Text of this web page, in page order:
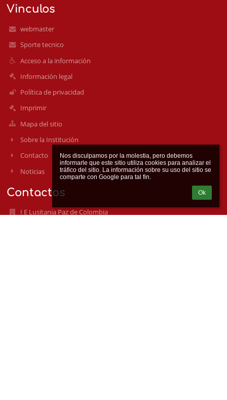
Nos disculpamos por la molestia, pero debemos
informarle que este sitio utiliza cookies para analizar el
tráfico del sitio. La información sobre su uso del sitio se
Ok
Vinculos
webmaster
Sporte tecnico
Acceso a la información
Información legal
Política de privacidad
Imprimir
Mapa del sitio
Sobre la Institución
Contacto
Noticias
Contactos
I E Lusitania Paz de Colombia